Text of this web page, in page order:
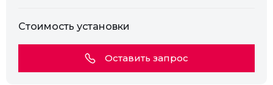
Стоимость установки
Оставить запрос